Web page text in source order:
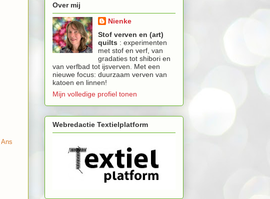
Ans
Over mij
Nienke
Stof verven en (art)
quilts : experimenten
met stof en verf, van
gradaties tot shibori en
van verfbad tot ijsverven. Met een
nieuwe focus: duurzaam verven van
katoen en linnen!
Mijn volledige profiel tonen
Webredactie Textielplatform